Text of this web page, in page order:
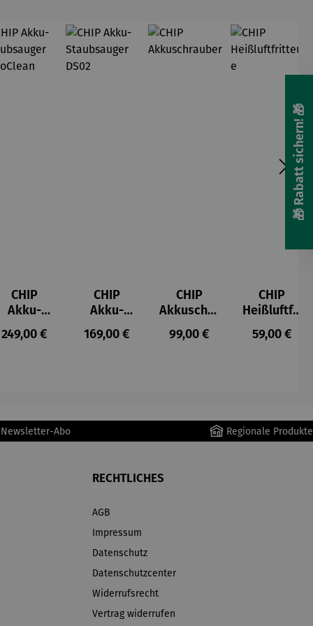
CHIP
Akku-
ger
Regulärer Preis:
249,00 €
CHIP
Akku-
Staubsau
ger DS02
Regulärer Preis:
169,00 €
CHIP
Akkuschra
uber
Regulärer Preis:
99,00 €
CHIP
Heißluftfri
tteuse
Regulärer
59,00 €
Abo Regionale Produkte
RECHTLICHES
AGB
Impressum
Datenschutz
Datenschutzcenter
Widerrufsrecht
Vertrag widerrufen
🎁 Rabatt sichern! 🎁